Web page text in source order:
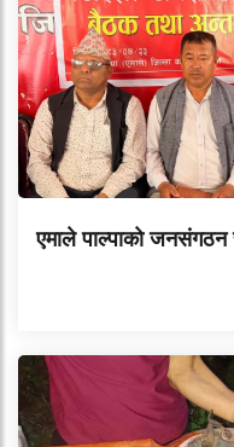
एमाले पाल्पाको